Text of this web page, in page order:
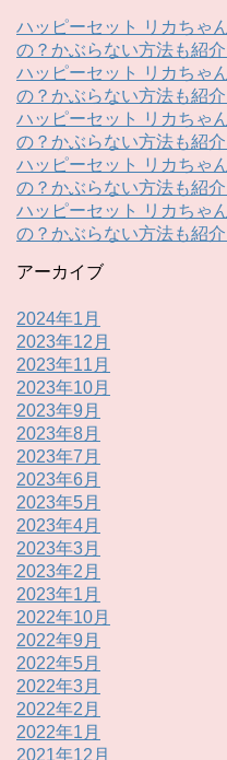
ハッピーセット リカちゃ
の？かぶらない方法も紹介
ハッピーセット リカちゃ
の？かぶらない方法も紹介
ハッピーセット リカちゃ
の？かぶらない方法も紹介
ハッピーセット リカちゃ
の？かぶらない方法も紹介
ハッピーセット リカちゃ
の？かぶらない方法も紹介
アーカイブ
2024年1月
2023年12月
2023年11月
2023年10月
2023年9月
2023年8月
2023年7月
2023年6月
2023年5月
2023年4月
2023年3月
2023年2月
2023年1月
2022年10月
2022年9月
2022年5月
2022年3月
2022年2月
2022年1月
2021年12月